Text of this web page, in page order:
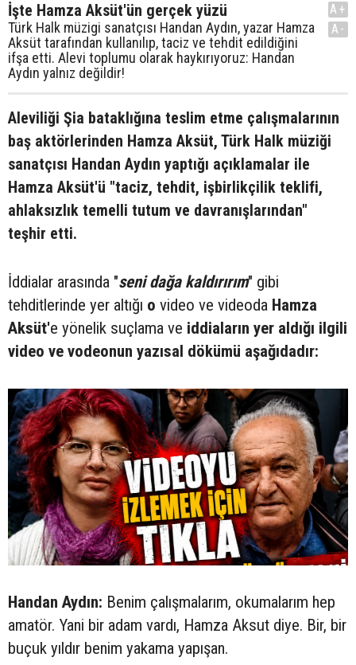
İşte Hamza Aksüt'ün gerçek yüzü
Türk Halk müzigi sanatçısı Handan Aydın, yazar Hamza
Aksüt tarafından kullanılıp, taciz ve tehdit edildiğini
ifşa etti. Alevi toplumu olarak haykırıyoruz: Handan
Aydın yalnız değildir!
A+
A-
Aleviliği Şia bataklığına teslim etme çalışmalarının
baş aktörlerinden Hamza Aksüt, Türk Halk müziği
sanatçısı Handan Aydın yaptığı açıklamalar ile
Hamza Aksüt'ü "taciz, tehdit, işbirlikçilik teklifi,
ahlaksızlık temelli tutum ve davranışlarından"
teşhir etti.
İddialar arasında "seni dağa kaldırırım" gibi
tehditlerinde yer altığı o video ve videoda Hamza
Aksüt'e yönelik suçlama ve iddiaların yer aldığı ilgili
video ve vodeonun yazısal dökümü aşağıdadır:
Handan Aydın: Benim çalışmalarım, okumalarım hep
amatör. Yani bir adam vardı, Hamza Aksut diye. Bir, bir
buçuk yıldır benim yakama yapışan.